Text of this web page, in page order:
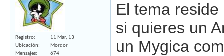
Registro
11 Mar, 13
Ubicación
Mordor
Mensajes
674
El tema
si quieres un
un Mygica